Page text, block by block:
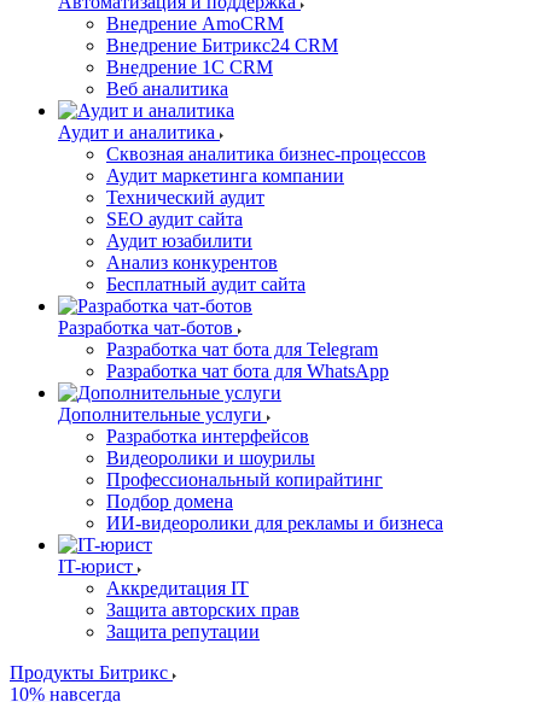
Внедрение AmoCRM
Внедрение Битрикс24 CRM
Внедрение 1C CRM
Веб аналитика
Аудит и аналитика
Сквозная аналитика бизнес-процессов
Аудит маркетинга компании
Технический аудит
SEO аудит сайта
Аудит юзабилити
Анализ конкурентов
Бесплатный аудит сайта
Разработка чат-ботов
Разработка чат бота для Telegram
Разработка чат бота для WhatsApp
Дополнительные услуги
Разработка интерфейсов
Видеоролики и шоурилы
Профессиональный копирайтинг
Подбор домена
ИИ-видеоролики для рекламы и бизнеса
IT-юрист
Аккредитация IT
Защита авторских прав
Защита репутации
Продукты Битрикс
10% навсегда